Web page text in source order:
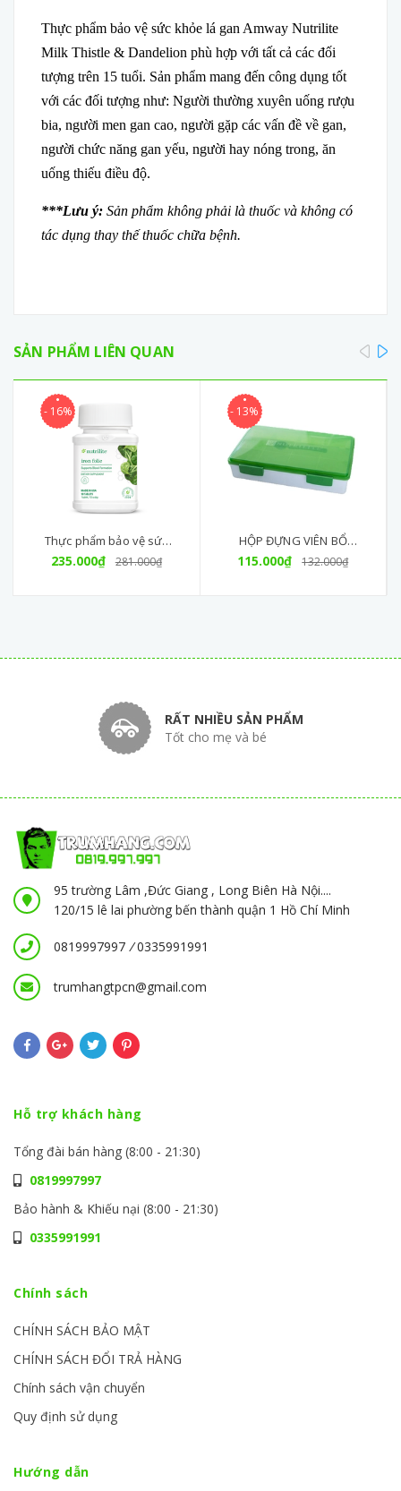
Thực phẩm bảo vệ sức khỏe lá gan Amway Nutrilite
Milk Thistle & Dandelion phù hợp với tất cả các đối
tượng trên 15 tuổi. Sản phẩm mang đến công dụng tốt
với các đối tượng như: Người thường xuyên uống rượu
bia, người men gan cao, người gặp các vấn đề về gan,
người chức năng gan yếu, người hay nóng trong, ăn
uống thiếu điều độ.
***Lưu ý: Sản phẩm không phải là thuốc và không có
tác dụng thay thế thuốc chữa bệnh.
SẢN PHẨM LIÊN QUAN
- 16%
Thực phẩm bảo vệ sức
khỏe nutrilite™ iron folic -
235.000₫ 281.000₫
- 13%
HỘP ĐỰNG VIÊN BỔ
SUNG NUTRILITE AMWAY
115.000₫ 132.000₫
RẤT NHIỀU SẢN PHẨM
Tốt cho mẹ và bé
95 trường Lâm ,Đức Giang , Long Biên Hà Nội....
120/15 lê lai phường bến thành quận 1 Hồ Chí Minh
0819997997 /0335991991
trumhangtpcn@gmail.com
Hỗ trợ khách hàng
Tổng đài bán hàng (8:00 - 21:30)
0819997997
Bảo hành & Khiếu nại (8:00 - 21:30)
0335991991
Chính sách
CHÍNH SÁCH BẢO MẬT
CHÍNH SÁCH ĐỔI TRẢ HÀNG
Chính sách vận chuyển
Quy định sử dụng
Hướng dẫn